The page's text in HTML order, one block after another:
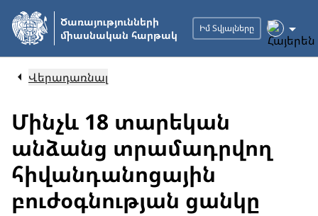
Անցնել
հիմնական
բովանդակությանը
Ծառայությունների
միասնական հարթակ
Իմ Տվյալները
Վերադառնալ
Մինչև 18 տարեկան
անձանց տրամադրվող
հիվանդանոցային
բուժօգնության ցանկը